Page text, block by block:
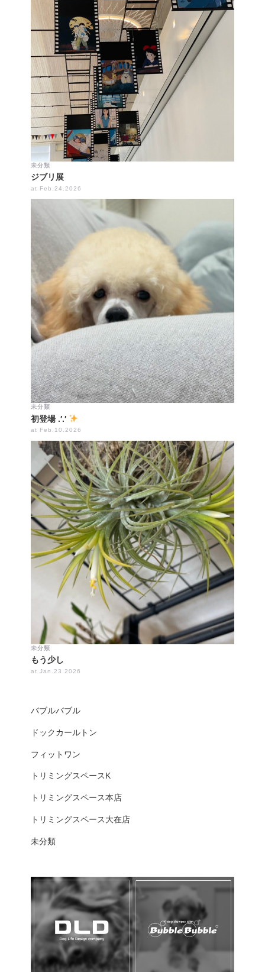
バブルバブル
ドックカールトン
フィットワン
トリミングスペースK
トリミングスペース本店
トリミングスペース大在店
未分類
未分類
ジブリ展
at Feb.24.2026
未分類
初登場 .′.′
at Feb.10.2026
未分類
もう少し
at Jan.23.2026